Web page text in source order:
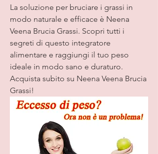
La soluzione per bruciare i grassi in
modo naturale e efficace è Neena
Veena Brucia Grassi. Scopri tutti i
segreti di questo integratore
alimentare e raggiungi il tuo peso
ideale in modo sano e duraturo.
Acquista subito su Neena Veena Brucia
Grassi!